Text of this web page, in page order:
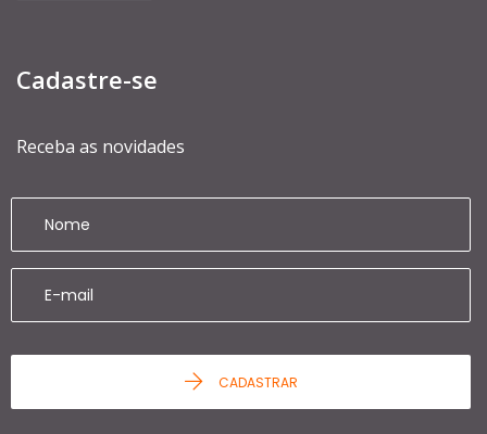
Cadastre-se
Receba as novidades
CADASTRAR